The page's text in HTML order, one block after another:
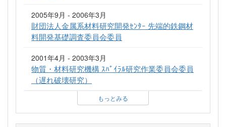
2005年9月 - 2006年3月
財団法人金属系材料研究開発ｾﾝﾀｰ 先端的鉄鋼材
料開発基礎調査委員会委員
2001年4月 - 2003年3月
物質・材料研究機構 ｽﾊﾟｲﾗﾙ研究作業委員会委員
（遅れ破壊研究）
もっとみる